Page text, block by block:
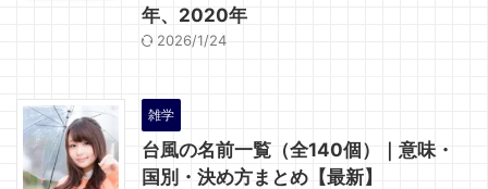
年、2020年
2026/1/24
雑学
台風の名前一覧（全140個）｜意味・
国別・決め方まとめ【最新】